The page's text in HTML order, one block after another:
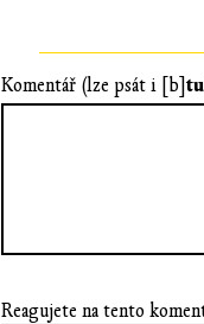
Komentář (lze psát i [b]
Reagujete na tento